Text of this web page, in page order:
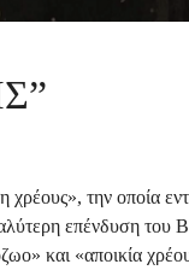
την οποία
επένδυση του
και «αποικία